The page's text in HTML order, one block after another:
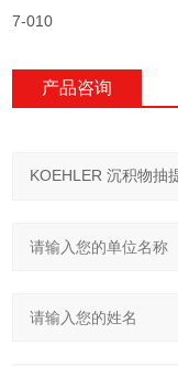
7-010
产品咨询